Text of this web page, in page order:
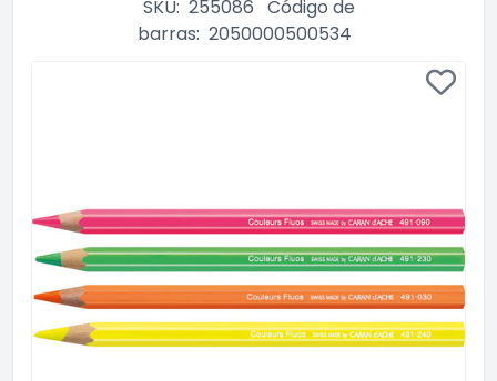
SKU: 255086 Código de
barras: 2050000500534